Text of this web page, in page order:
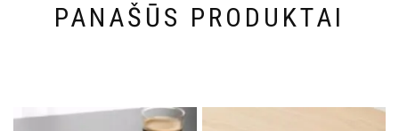
PANAŠŪS PRODUKTAI